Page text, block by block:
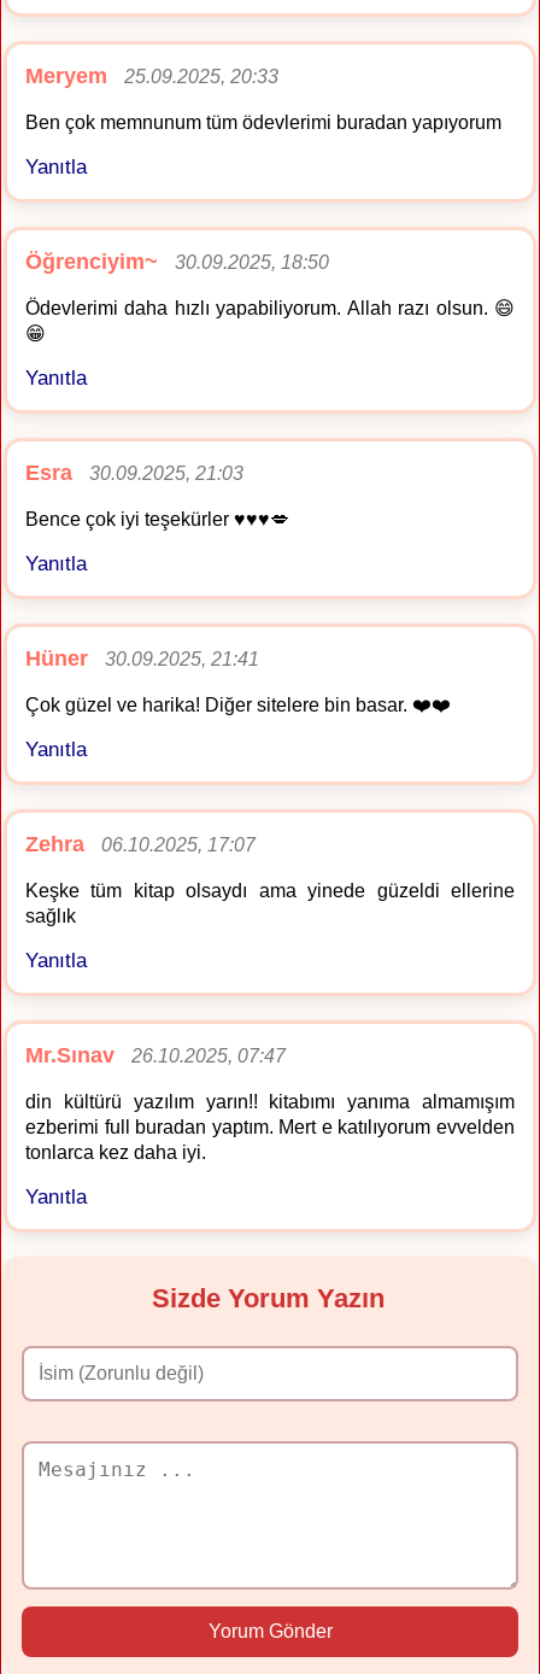
Meryem 25.09.2025, 20:33
Ben çok memnunum tüm ödevlerimi buradan yapıyorum
Yanıtla
Öğrenciyim~ 30.09.2025, 18:50
Ödevlerimi daha hızlı yapabiliyorum. Allah razı olsun. 😄
😁
Yanıtla
Esra 30.09.2025, 21:03
Bence çok iyi teşekürler ♥️♥️♥️💋
Yanıtla
Hüner 30.09.2025, 21:41
Çok güzel ve harika! Diğer sitelere bin basar. ❤️❤️
Yanıtla
Zehra 06.10.2025, 17:07
Keşke tüm kitap olsaydı ama yinede güzeldi ellerine
sağlık
Yanıtla
Mr.Sınav 26.10.2025, 07:47
din kültürü yazılım yarın!! kitabımı yanıma almamışım
ezberimi full buradan yaptım. Mert e katılıyorum evvelden
tonlarca kez daha iyi.
Yanıtla
Sizde Yorum Yazın
Yorum Gönder